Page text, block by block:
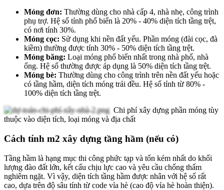
Móng đơn: Thường dùng cho nhà cấp 4, nhà nhẹ, công trình
phụ trợ. Hệ số tính phổ biến là 20% - 40% diện tích tầng trệt,
có nơi tính 30%.
Móng cọc: Sử dụng khi nền đất yếu. Phần móng (đài cọc, đà
kiềm) thường được tính 30% - 50% diện tích tầng trệt.
Móng băng: Loại móng phổ biến nhất trong nhà phố, nhà
ống. Hệ số thường được áp dụng là 50% diện tích tầng trệt.
Móng bè: Thường dùng cho công trình trên nền đất yếu hoặc
có tầng hầm, diện tích móng trải đều. Hệ số tính từ 80% -
100% diện tích tầng trệt.
Chi phí xây dựng phần móng tùy
thuộc vào diện tích, loại móng và địa chất
Cách tính m2 xây dựng tầng hầm (nếu có)
Tầng hầm là hạng mục thi công phức tạp và tốn kém nhất do khối
lượng đào đất lớn, kết cấu chịu lực cao và yêu cầu chống thấm
nghiêm ngặt. Vì vậy, diện tích tầng hầm được nhân với hệ số rất
cao, dựa trên độ sâu tính từ code vỉa hè (cao độ vỉa hè hoàn thiện).